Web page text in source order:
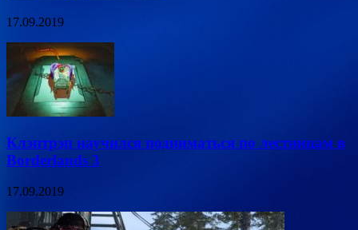
17.09.2019
Клэптрэп научился подниматься по лестницам в
Borderlands 3
17.09.2019